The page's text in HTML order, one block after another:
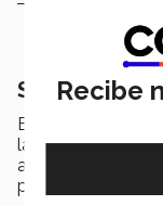
Su
El
la categoría
académica de la
presentados por
Recibe